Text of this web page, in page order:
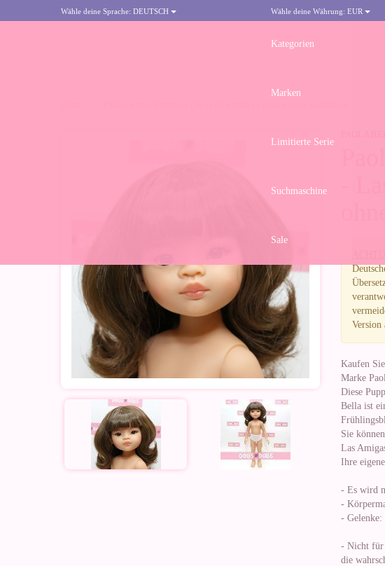
Wähle deine Sprache: DEUTSCH Wähle deine Währung: EUR
Kategorien
Marken
Limitierte Serie
Suchmaschine
Sale
Version
Kaufen
Marke
Diese
Bella ist
Sie
Las
Ihre
- Es wird
-
-
- Nicht für
die